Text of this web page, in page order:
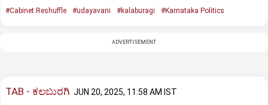
#Cabinet Reshuffle #udayavani #kalaburagi #Karnataka Politics
ADVERTISEMENT
TAB - ಕಲಬುರಗಿ JUN 20, 2025, 11:58 AM IST